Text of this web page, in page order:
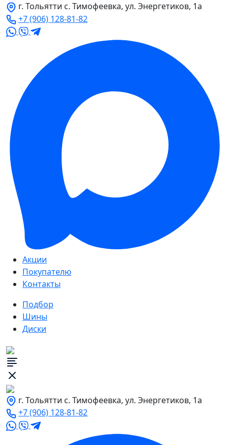
г. Тольятти с. Тимофеевка, ул. Энергетиков, 1а
+7 (906) 128-81-82
Акции
Покупателю
Контакты
Подбор
Шины
Диски
г. Тольятти с. Тимофеевка, ул. Энергетиков, 1а
+7 (906) 128-81-82